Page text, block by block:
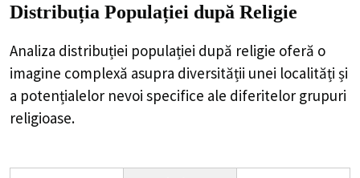
Distribuția Populației după Religie
Analiza distribuției populației după religie oferă o
imagine complexă asupra diversității unei localități și
a potențialelor nevoi specifice ale diferitelor grupuri
religioase.